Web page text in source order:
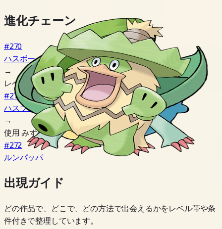
進化チェーン
#270
ハスボー
→
レベル 14
#271
ハスブレロ
→
使用 みずのいし
#272
ルンパッパ
出現ガイド
どの作品で、どこで、どの方法で出会えるかをレベル帯や条
件付きで整理しています。